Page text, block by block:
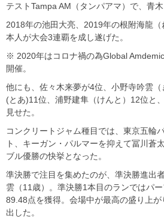
テストTampa AM（タンパアマ）で、青木
2018年の池田大亮、2019年の根附海龍
本人が大会3連覇を成し遂げた。
※ 2020年はコロナ禍の為Global
開催。
他にも、佐々木来夢が4位、小野寺吟雲
(とあ)11位、浦野建隼（けんと）12位と
見せた。
コンクリートジャム種目では、東京五輪
ト、キーガン・パルマーを抑えて冨川蒼
ブル優勝の快挙となった。
準決勝で注目を集めたのが、準決勝進出
雲（11歳）。準決勝1本目のランではパー
89.48点を獲得。会場中が最高の盛り上
出した。